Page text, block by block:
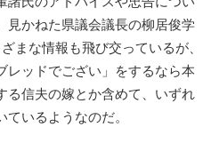
見かねた県議会議長の柳居俊学
まな情報も飛び交っているが、
レッドでござい」をするなら本
る信夫の嫁とか含めて、いずれ
いるようなのだ。